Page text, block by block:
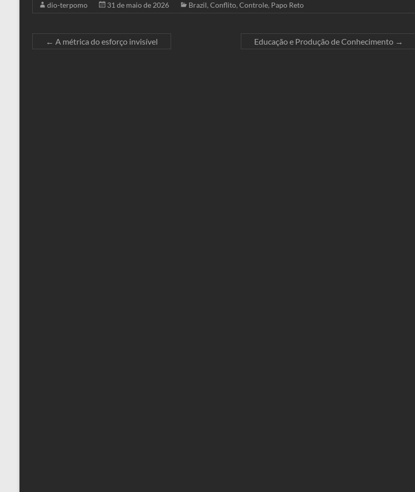
dio-terpomo 31 de maio de 2026 Brazil, Conflito, Controle, Papo Reto
← A métrica do esforço invisível Educação e Produção de Conhecimento →